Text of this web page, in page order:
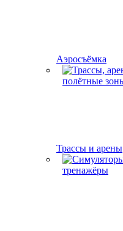
Аэросъёмка
Трассы и арены